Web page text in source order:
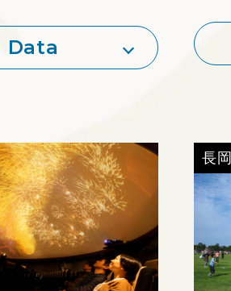
https://tsuginosuke.net
Data
長